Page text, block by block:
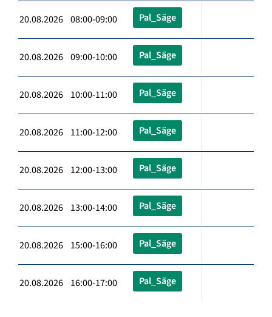
20.08.2026 08:00-09:00 Pal_Säge
20.08.2026 09:00-10:00 Pal_Säge
20.08.2026 10:00-11:00 Pal_Säge
20.08.2026 11:00-12:00 Pal_Säge
20.08.2026 12:00-13:00 Pal_Säge
20.08.2026 13:00-14:00 Pal_Säge
20.08.2026 15:00-16:00 Pal_Säge
20.08.2026 16:00-17:00 Pal_Säge